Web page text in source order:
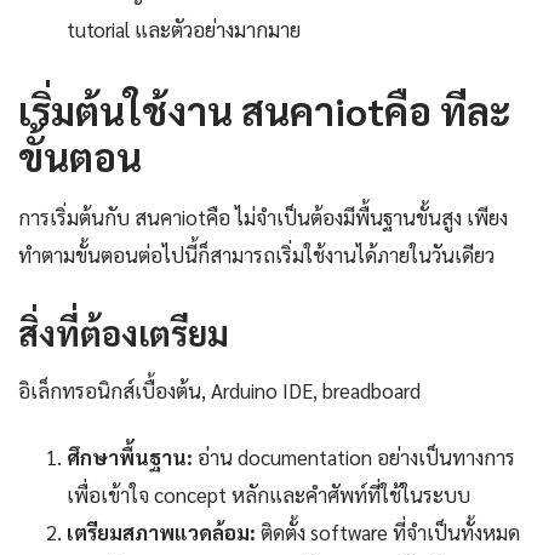
tutorial และตัวอย่างมากมาย
เริ่มต้นใช้งาน สนคาiotคือ ทีละ
ขั้นตอน
การเริ่มต้นกับ สนคาiotคือ ไม่จำเป็นต้องมีพื้นฐานขั้นสูง เพียง
ทำตามขั้นตอนต่อไปนี้ก็สามารถเริ่มใช้งานได้ภายในวันเดียว
สิ่งที่ต้องเตรียม
อิเล็กทรอนิกส์เบื้องต้น, Arduino IDE, breadboard
ศึกษาพื้นฐาน: อ่าน documentation อย่างเป็นทางการ
เพื่อเข้าใจ concept หลักและคำศัพท์ที่ใช้ในระบบ
เตรียมสภาพแวดล้อม: ติดตั้ง software ที่จำเป็นทั้งหมด